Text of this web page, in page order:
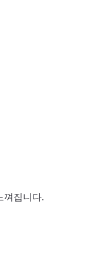
껴집니다.